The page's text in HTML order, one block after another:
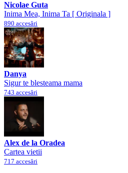
Nicolae Guta
Inima Mea, Inima Ta [ Originala ]
890 accesări
Danya
Sigur te blesteama mama
743 accesări
Alex de la Oradea
Cartea vietii
717 accesări